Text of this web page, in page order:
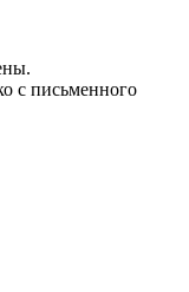
с письменного